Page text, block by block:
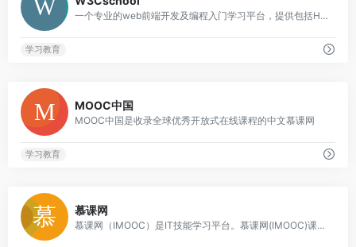
一个专业的web前端开发及编程入门学习平台，提供包括HTML，CSS，Javascript，jQuery，C，PHP，Java，Python，Sql，Mysql等编程语言和开源技术的在线教程及使用手册，是类国外w3schools的W3C学习社区及菜鸟编程平台
学习教育
MOOC中国
MOOC中国是收录全球优秀开放式在线课程的中文慕课网
学习教育
慕课网
慕课网（IMOOC）是IT技能学习平台。慕课网(IMOOC)课程涉及JAVA、前端、Python、大数据等60类主流技术语言，覆盖了面试就业、职业成长、自我提升等需求场景，帮助用户实现从技能提升到岗位提升的能力闭环